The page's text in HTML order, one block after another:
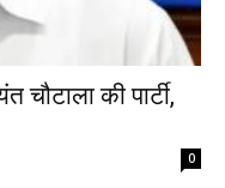
चौटाला की पार्टी,
0